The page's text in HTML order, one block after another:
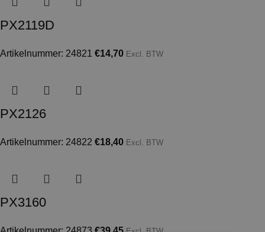
PX2119D
Artikelnummer: 24821 €14,70 Excl. BTW
PX2126
Artikelnummer: 24822 €18,40 Excl. BTW
PX3160